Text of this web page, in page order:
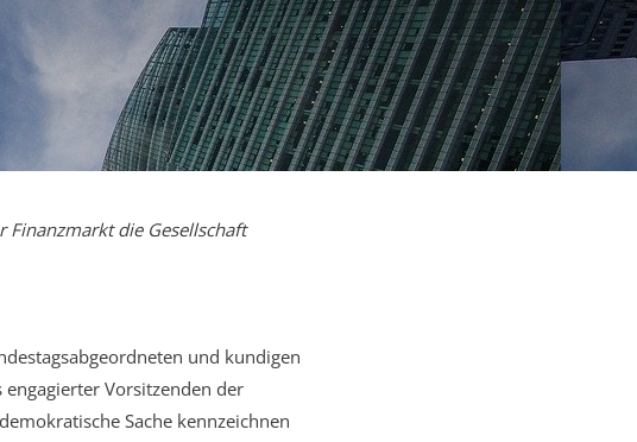
Finanzmarkt die Gesellschaft
und kundigen
Vorsitzenden der
Sache kennzeichnen